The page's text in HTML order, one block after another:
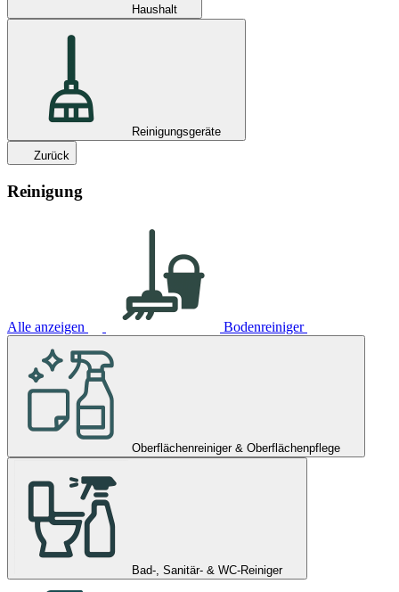
Haushalt
Reinigungsgeräte
Zurück
Reinigung
Alle anzeigen Bodenreiniger
Oberflächenreiniger & Oberflächenpflege
Bad-, Sanitär- & WC-Reiniger